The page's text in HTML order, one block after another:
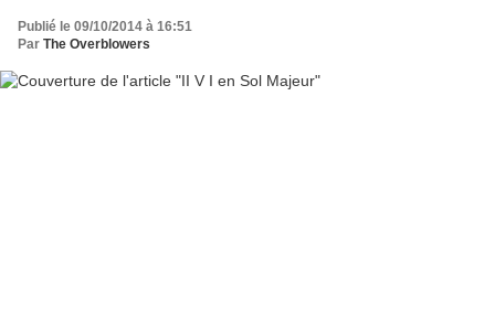
Publié le 09/10/2014 à 16:51
Par The Overblowers